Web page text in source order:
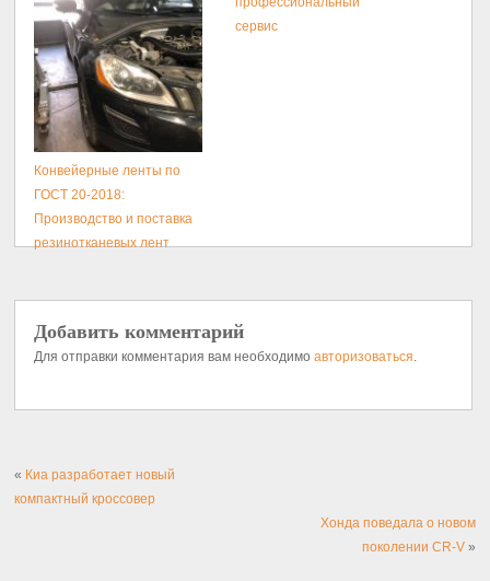
сервис
Конвейерные ленты по
ГОСТ 20-2018:
Производство и поставка
резинотканевых лент
Добавить комментарий
Для отправки комментария вам необходимоавторизоваться.
« Киа разработает новый
компактный кроссовер
Хонда поведала о новом
поколении CR-V»